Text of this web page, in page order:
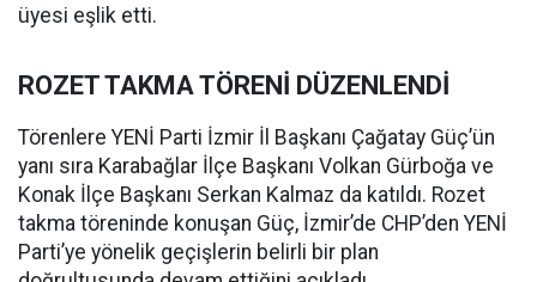
üyesi eşlik etti.
ROZET TAKMA TÖRENİ DÜZENLENDİ
Törenlere YENİ Parti İzmir İl Başkanı Çağatay Güç’ün
yanı sıra Karabağlar İlçe Başkanı Volkan Gürboğa ve
Konak İlçe Başkanı Serkan Kalmaz da katıldı. Rozet
takma töreninde konuşan Güç, İzmir’de CHP’den YENİ
Parti’ye yönelik geçişlerin belirli bir plan